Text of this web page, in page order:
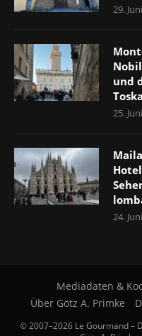
29.
und
25.
24.
Mediadaten &
Über Götz A. Primke
© 2007–2026 Le Gourmand –